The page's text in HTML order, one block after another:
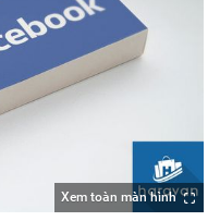
Xem toàn màn hình